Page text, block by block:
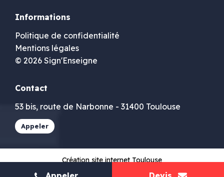
Informations
Politique de confidentialité
Mentions légales
© 2026 Sign'Enseigne
Contact
53 bis, route de Narbonne - 31400 Toulouse
Appeler
Création site internet Toulouse